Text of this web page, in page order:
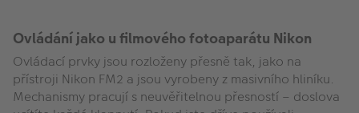
Ovládání jako u filmového fotoaparátu Nikon
Ovládací prvky jsou rozloženy přesně tak, jako na
přístroji Nikon FM2 a jsou vyrobeny z masivního hliníku.
Mechanismy pracují s neuvěřitelnou přesností – doslova